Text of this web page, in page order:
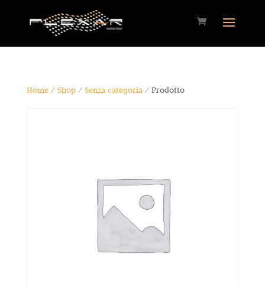
Home/ Shop/ Senza categoria/ Prodotto